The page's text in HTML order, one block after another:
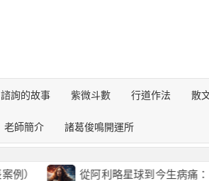
諮詢的故事 紫微斗數 行道作法 散
老師簡介 諸葛俊鳴開運所
從阿利略星球到今生病痛： 催眠